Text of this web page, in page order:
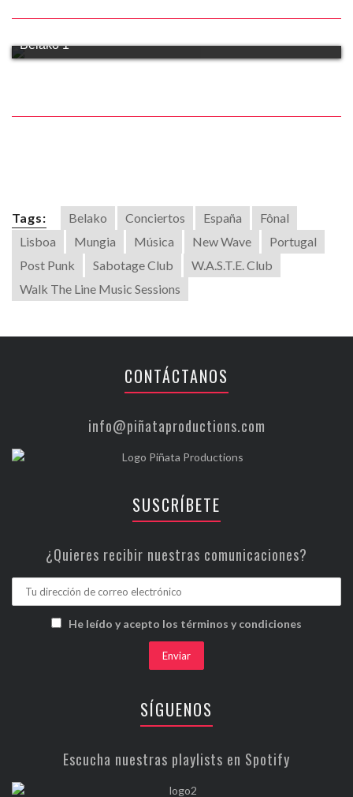
Lisboa
Mungia Música New Wave
Portugal
Post Punk
Sabotage Club
W.A.S.T.E. Club
Walk The Line Music Sessions
CONTÁCTANOS